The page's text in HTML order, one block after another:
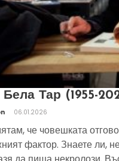
Бела Тар (1955-
06.01.2026
че човешката
фактор. Знаете ли,